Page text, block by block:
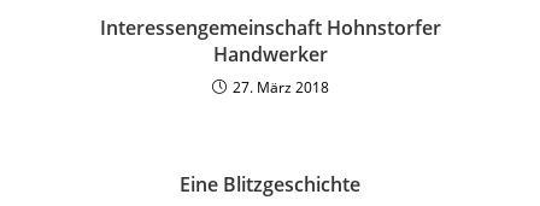
Interessengemeinschaft Hohnstorfer
Handwerker
27. März 2018
Eine Blitzgeschichte